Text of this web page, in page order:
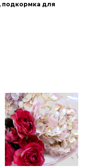
подкормка для